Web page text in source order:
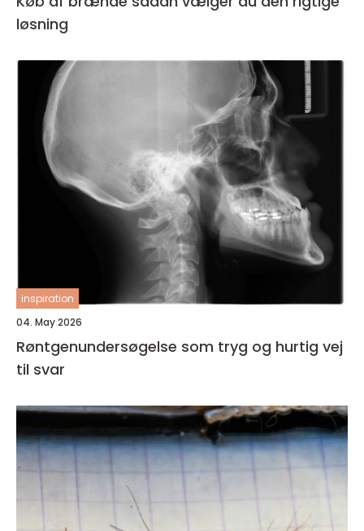
løsning
inspiration
04. May 2026
Røntgenundersøgelse som tryg og hurtig vej
til svar